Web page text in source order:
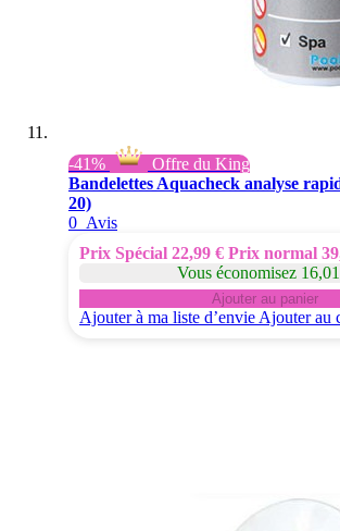
-41%
Offre du King
Bandelettes Aquacheck analyse
20)
0 Avis
Prix Spécial 22,99 € Prix normal
Vous économisez
Ajouter au panier
Ajouter à ma liste d’envie Ajouter au